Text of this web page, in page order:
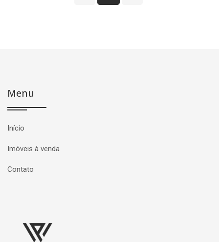
Menu
Início
Imóveis à venda
Contato